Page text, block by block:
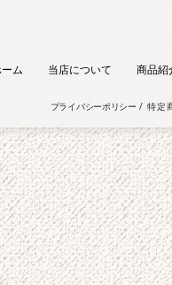
ム 当店について 商品紹
プライバシーポリシー 特定